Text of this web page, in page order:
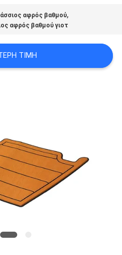
αφρός βαθμού,
αφρός βαθμού γιοτ
ΤΙΜΉ